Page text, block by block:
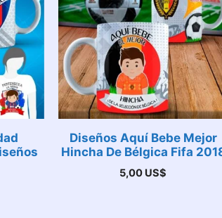
Diseños Aquí Bebe Mejor
Hincha De Bélgica Fifa
5,00 US$